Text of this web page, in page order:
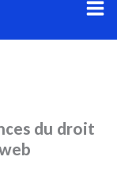
du droit